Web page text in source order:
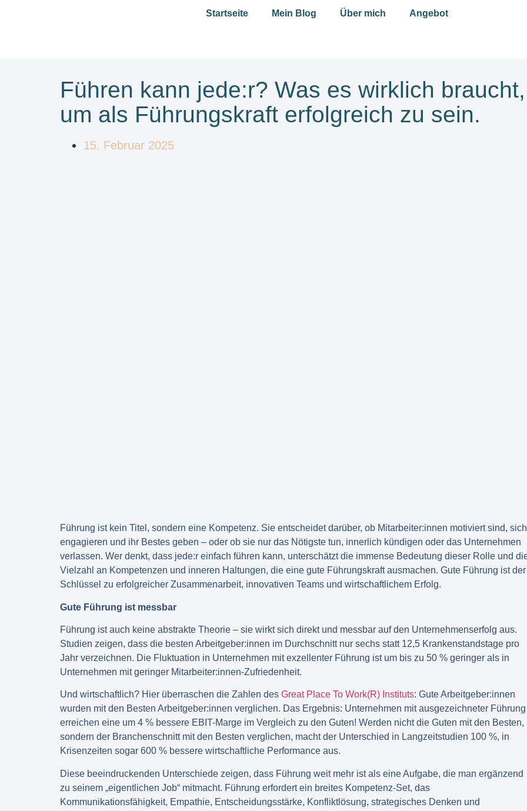
Startseite Mein Blog Über mich Angebot
Führen kann jede:r? Was es wirklich braucht,
um als Führungskraft erfolgreich zu sein.
15. Februar 2025
Führung ist kein Titel, sondern eine Kompetenz. Sie entscheidet darüber, ob Mitarbeiter:innen motiviert sind, sich
engagieren und ihr Bestes geben – oder ob sie nur das Nötigste tun, innerlich kündigen oder das Unternehmen
verlassen. Wer denkt, dass jede:r einfach führen kann, unterschätzt die immense Bedeutung dieser Rolle und
Vielzahl an Kompetenzen und inneren Haltungen, die eine gute Führungskraft ausmachen. Gute Führung ist der
Schlüssel zu erfolgreicher Zusammenarbeit, innovativen Teams und wirtschaftlichem Erfolg.
Gute Führung ist messbar
Führung ist auch keine abstrakte Theorie – sie wirkt sich direkt und messbar auf den Unternehmenserfolg aus.
Studien zeigen, dass die besten Arbeitgeber:innen im Durchschnitt nur sechs statt 12,5 Krankenstandstage pro
Jahr verzeichnen. Die Fluktuation in Unternehmen mit exzellenter Führung ist um bis zu 50 % geringer als in
Unternehmen mit geringer Mitarbeiter:innen-Zufriedenheit.
Und wirtschaftlich? Hier überraschen die Zahlen des Great Place To Work(R) Instituts: Gute Arbeitgeber:innen
wurden mit den Besten Arbeitgeber:innen verglichen. Das Ergebnis: Unternehmen mit ausgezeichneter Führung
erreichen eine um 4 % bessere EBIT-Marge im Vergleich zu den Guten! Werden nicht die Guten mit den Besten,
sondern der Branchenschnitt mit den Besten verglichen, macht der Unterschied in Langzeitstudien 100 %, in
Krisenzeiten sogar 600 % bessere wirtschaftliche Performance aus.
Diese beeindruckenden Unterschiede zeigen, dass Führung weit mehr ist als eine Aufgabe, die man ergänzend
zu seinem „eigentlichen Job“ mitmacht. Führung erfordert ein breites Kompetenz-Set, das
Kommunikationsfähigkeit, Empathie, Entscheidungsstärke, Konfliktlösung, strategisches Denken und